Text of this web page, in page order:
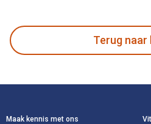
Terug naar
Maak kennis met ons